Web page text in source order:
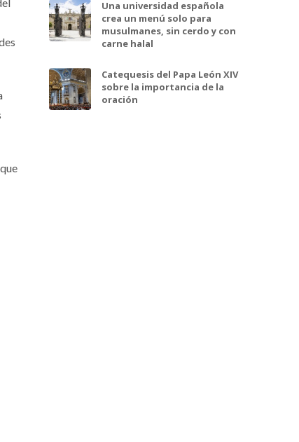
Una universidad española
crea un menú solo para
musulmanes, sin cerdo y con
carne halal
Catequesis del Papa León XIV
sobre la importancia de la
oración